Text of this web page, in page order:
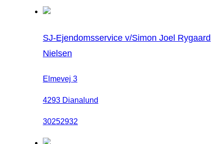
SJ-Ejendomsservice v/Simon Joel Rygaard
Nielsen
Elmevej 3
4293 Dianalund
30252932